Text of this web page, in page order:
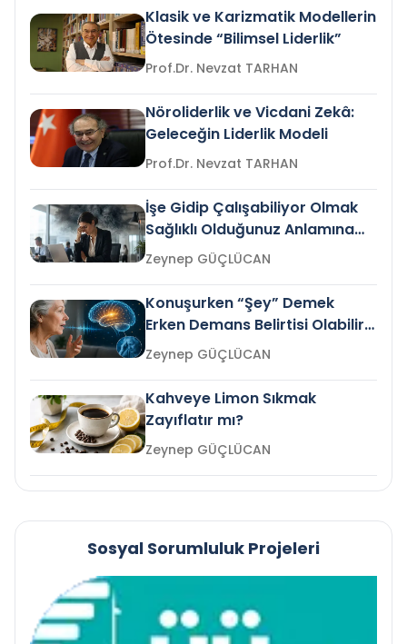
Klasik ve Karizmatik Modellerin
Ötesinde “Bilimsel Liderlik”
Prof.Dr. Nevzat TARHAN
Nöroliderlik ve Vicdani Zekâ:
Geleceğin Liderlik Modeli
Prof.Dr. Nevzat TARHAN
İşe Gidip Çalışabiliyor Olmak
Sağlıklı Olduğunuz Anlamına
Gelir mi?Zeynep GÜÇLÜCAN
Konuşurken “Şey” Demek
Erken Demans Belirtisi Olabilir
mi?
Zeynep GÜÇLÜCAN
Kahveye Limon Sıkmak
Zayıflatır mı?
Zeynep GÜÇLÜCAN
Sosyal Sorumluluk Projeleri